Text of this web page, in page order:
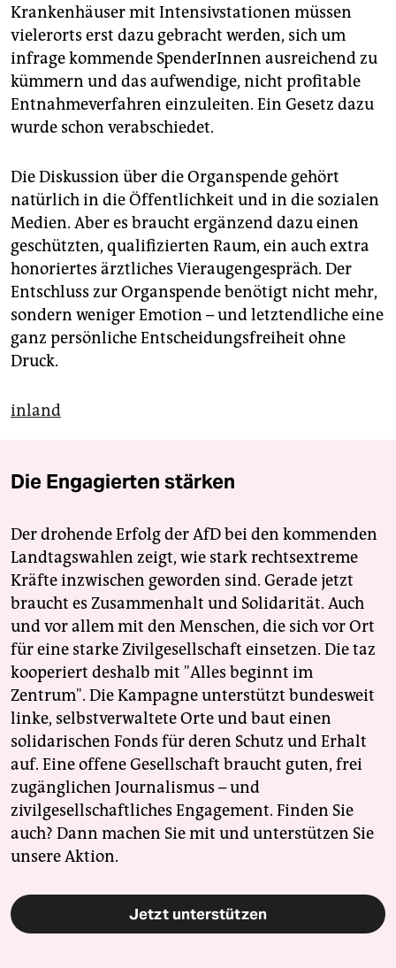
Krankenhäuser mit Intensivstationen müssen
vielerorts erst dazu gebracht werden, sich um
infrage kommende SpenderInnen ausreichend zu
kümmern und das aufwendige, nicht profitable
Entnahmeverfahren einzuleiten. Ein Gesetz dazu
wurde schon verabschiedet.
Die Diskussion über die Organspende gehört
natürlich in die Öffentlichkeit und in die sozialen
Medien. Aber es braucht ergänzend dazu einen
geschützten, qualifizierten Raum, ein auch extra
honoriertes ärztliches Vieraugengespräch. Der
Entschluss zur Organspende benötigt nicht mehr,
sondern weniger Emotion – und letztendliche eine
ganz persönliche Entscheidungsfreiheit ohne
Druck.
inland
Die Engagierten stärken
Der drohende Erfolg der AfD bei den kommenden
Landtagswahlen zeigt, wie stark rechtsextreme
Kräfte inzwischen geworden sind. Gerade jetzt
braucht es Zusammenhalt und Solidarität. Auch
und vor allem mit den Menschen, die sich vor Ort
für eine starke Zivilgesellschaft einsetzen. Die taz
kooperiert deshalb mit "Alles beginnt im
Zentrum". Die Kampagne unterstützt bundesweit
linke, selbstverwaltete Orte und baut einen
solidarischen Fonds für deren Schutz und Erhalt
auf. Eine offene Gesellschaft braucht guten, frei
zugänglichen Journalismus – und
zivilgesellschaftliches Engagement. Finden Sie
auch? Dann machen Sie mit und unterstützen Sie
unsere Aktion.
Jetzt unterstützen